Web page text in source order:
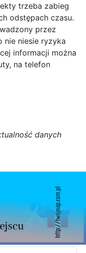
trzeba zabieg
odstępach czasu.
przez
nie niesie ryzyka
informacji można
na telefon
tualność danych